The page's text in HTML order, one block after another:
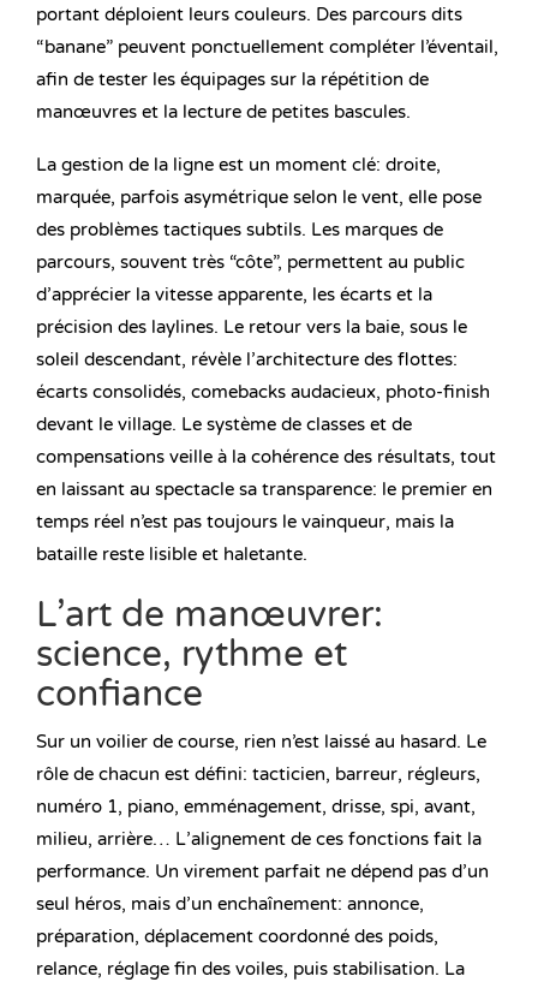
portant déploient leurs couleurs. Des parcours dits
“banane” peuvent ponctuellement compléter l’éventail,
afin de tester les équipages sur la répétition de
manœuvres et la lecture de petites bascules.
La gestion de la ligne est un moment clé: droite,
marquée, parfois asymétrique selon le vent, elle pose
des problèmes tactiques subtils. Les marques de
parcours, souvent très “côte”, permettent au public
d’apprécier la vitesse apparente, les écarts et la
précision des laylines. Le retour vers la baie, sous le
soleil descendant, révèle l’architecture des flottes:
écarts consolidés, comebacks audacieux, photo-finish
devant le village. Le système de classes et de
compensations veille à la cohérence des résultats, tout
en laissant au spectacle sa transparence: le premier en
temps réel n’est pas toujours le vainqueur, mais la
bataille reste lisible et haletante.
L’art de manœuvrer:
science, rythme et
confiance
Sur un voilier de course, rien n’est laissé au hasard. Le
rôle de chacun est défini: tacticien, barreur, régleurs,
numéro 1, piano, emménagement, drisse, spi, avant,
milieu, arrière… L’alignement de ces fonctions fait la
performance. Un virement parfait ne dépend pas d’un
seul héros, mais d’un enchaînement: annonce,
préparation, déplacement coordonné des poids,
relance, réglage fin des voiles, puis stabilisation. La